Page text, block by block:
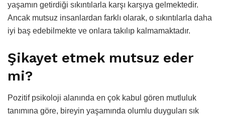
yaşamın getirdiği sıkıntılarla karşı karşıya gelmektedir.
Ancak mutsuz insanlardan farklı olarak, o sıkıntılarla daha
iyi baş edebilmekte ve onlara takılıp kalmamaktadır.
Şikayet etmek mutsuz eder
mi?
Pozitif psikoloji alanında en çok kabul gören mutluluk
tanımına göre, bireyin yaşamında olumlu duyguları sık